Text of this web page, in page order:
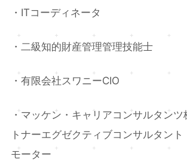
・ITコーディネータ
・二級知的財産管理管理技能士
・有限会社スワニーCIO
・マッケン・キャリアコンサルタン
トナーエグゼクティブコンサルタン
モーター